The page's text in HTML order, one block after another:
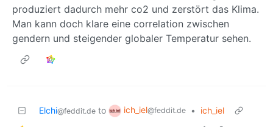
produziert dadurch mehr co2 und zerstört das Klima.
Man kann doch klare eine correlation zwischen
gendern und steigender globaler Temperatur sehen.
Elchi@feddit.de to ich_iel@feddit.de •
ich_iel